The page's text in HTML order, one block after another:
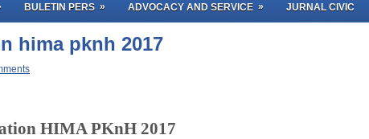
BULETIN PERS » ADVOCACY AND SERVICE » JURNAL CIVIC
hima pknh 2017
HIMA PKnH 2017